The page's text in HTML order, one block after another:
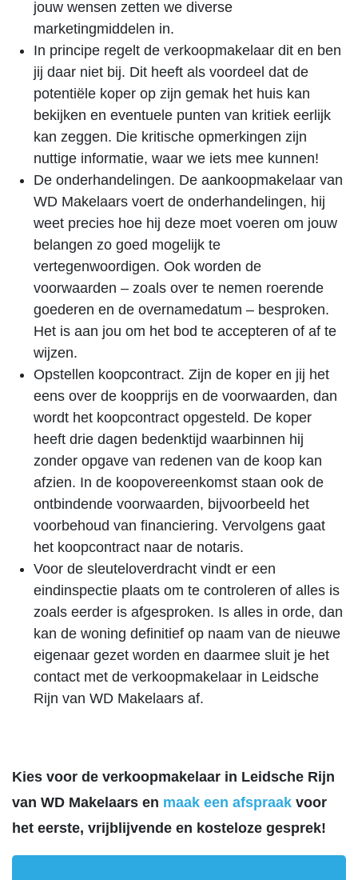
jouw wensen zetten we diverse
marketingmiddelen in.
In principe regelt de verkoopmakelaar dit en ben
jij daar niet bij. Dit heeft als voordeel dat de
potentiële koper op zijn gemak het huis kan
bekijken en eventuele punten van kritiek eerlijk
kan zeggen. Die kritische opmerkingen zijn
nuttige informatie, waar we iets mee kunnen!
De onderhandelingen. De aankoopmakelaar van
WD Makelaars voert de onderhandelingen, hij
weet precies hoe hij deze moet voeren om jouw
belangen zo goed mogelijk te
vertegenwoordigen. Ook worden de
voorwaarden – zoals over te nemen roerende
goederen en de overnamedatum – besproken.
Het is aan jou om het bod te accepteren of af te
wijzen.
Opstellen koopcontract. Zijn de koper en jij het
eens over de koopprijs en de voorwaarden, dan
wordt het koopcontract opgesteld. De koper
heeft drie dagen bedenktijd waarbinnen hij
zonder opgave van redenen van de koop kan
afzien. In de koopovereenkomst staan ook de
ontbindende voorwaarden, bijvoorbeeld het
voorbehoud van financiering. Vervolgens gaat
het koopcontract naar de notaris.
Voor de sleuteloverdracht vindt er een
eindinspectie plaats om te controleren of alles is
zoals eerder is afgesproken. Is alles in orde, dan
kan de woning definitief op naam van de nieuwe
eigenaar gezet worden en daarmee sluit je het
contact met de verkoopmakelaar in Leidsche
Rijn van WD Makelaars af.
Kies voor de verkoopmakelaar in Leidsche Rijn
van WD Makelaars en maak een afspraak voor
het eerste, vrijblijvende en kosteloze gesprek!